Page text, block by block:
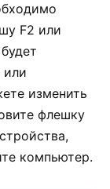
F2 или
или
изменить
флешку
компьютер.